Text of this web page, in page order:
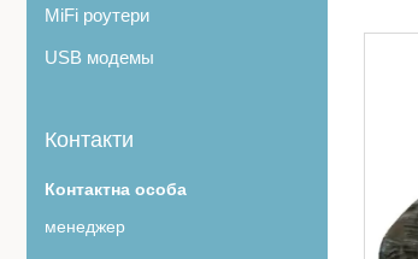
MiFi роутери
USB модемы
Контакти
менеджер